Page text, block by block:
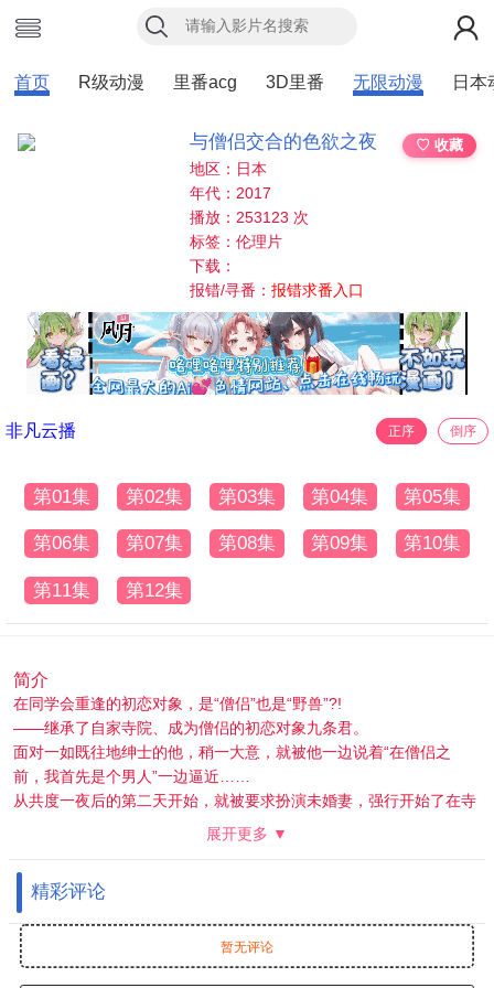
首页 R级动漫 里番acg 3D里番 无限动漫 日本
与僧侣交合的色欲之夜
♡ 收藏
地区：日本
年代：2017
播放：253123 次
标签：伦理片
下载：
报错/寻番：报错求番入口
非凡云播 正序 倒序
第01集 第02集 第03集 第04集 第05集
第06集 第07集 第08集 第09集 第10集
第11集 第12集
简介
在同学会重逢的初恋对象，是“僧侣”也是“野兽”?!
——继承了自家寺院、成为僧侣的初恋对象九条君。
面对一如既往地绅士的他，稍一大意，就被他一边说着“在僧侣之
前，我首先是个男人”一边逼近……
从共度一夜后的第二天开始，就被要求扮演未婚妻，强行开始了在寺
展开更多 ▼
精彩评论
暂无评论